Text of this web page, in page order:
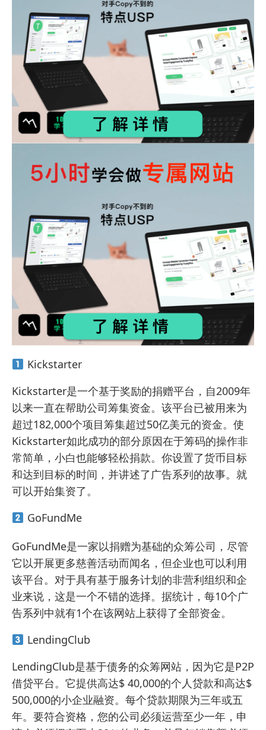
Kickstarter
Kickstarter是一个基于奖励的捐赠平台，自2009年
以来一直在帮助公司筹集资金。该平台已被用来为
超过182,000个项目筹集超过50亿美元的资金。使
Kickstarter如此成功的部分原因在于筹码的操作非
常简单，小白也能够轻松捐款。你设置了货币目标
和达到目标的时间，并讲述了广告系列的故事。就
可以开始集资了。
GoFundMe
GoFundMe是一家以捐赠为基础的众筹公司，尽管
它以开展更多慈善活动而闻名，但企业也可以利用
该平台。对于具有基于服务计划的非营利组织和企
业来说，这是一个不错的选择。据统计，每10个广
告系列中就有1个在该网站上获得了全部资金。
LendingClub
LendingClub是基于债务的众筹网站，因为它是P2P
借贷平台。它提供高达$ 40,000的个人贷款和高达$
500,000的小企业融资。每个贷款期限为三年或五
年。要符合资格，您的公司必须运营至少一年，申